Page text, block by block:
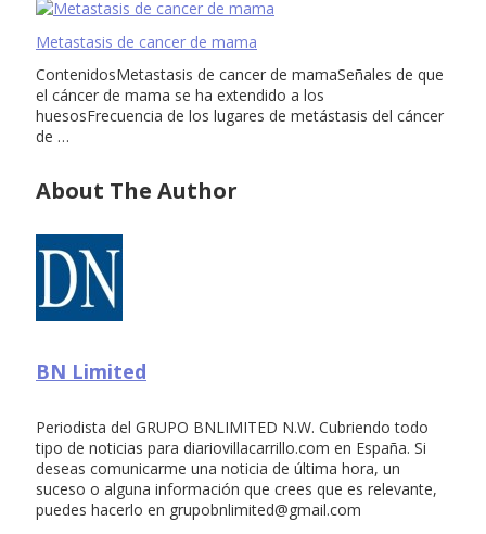
Metastasis de cancer de mama
ContenidosMetastasis de cancer de mamaSeñales de que
el cáncer de mama se ha extendido a los
huesosFrecuencia de los lugares de metástasis del cáncer
de …
About The Author
BN Limited
Periodista del GRUPO BNLIMITED N.W. Cubriendo todo
tipo de noticias para diariovillacarrillo.com en España. Si
deseas comunicarme una noticia de última hora, un
suceso o alguna información que crees que es relevante,
puedes hacerlo en grupobnlimited@gmail.com